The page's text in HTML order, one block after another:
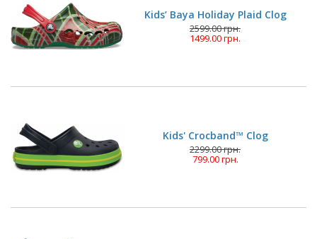
Kids’ Baya Holiday Plaid Clog
2599.00 грн.
1499.00 грн.
Kids' Crocband™ Clog
2299.00 грн.
799.00 грн.